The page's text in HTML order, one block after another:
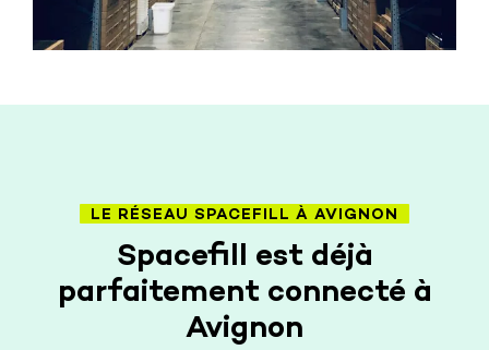
LE RÉSEAU SPACEFILL À AVIGNON
Spacefill est déjà
parfaitement connecté à
Avignon